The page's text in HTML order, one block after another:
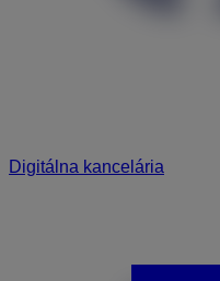
Digitálna kancelária